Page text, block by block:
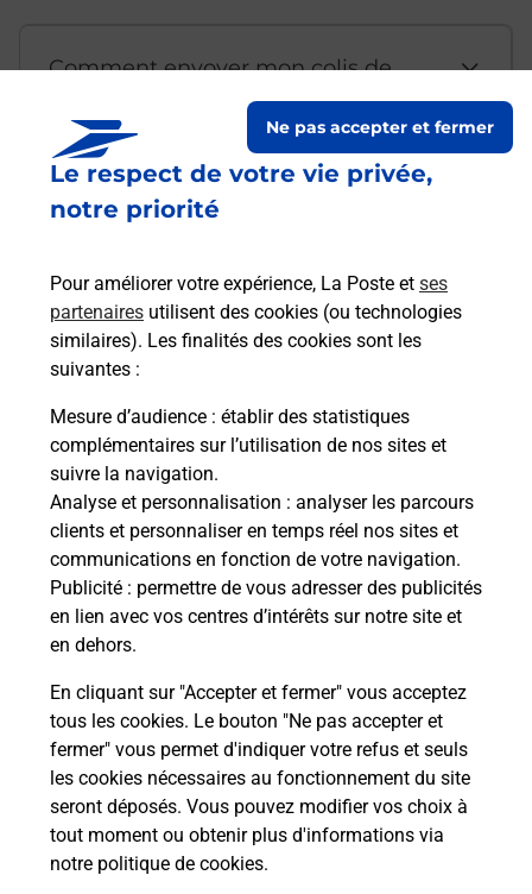
Le respect de votre vie privée,
notre priorité
Pour améliorer votre expérience, La Poste et ses
partenaires utilisent des cookies (ou technologies
similaires). Les finalités des cookies sont les
suivantes :
Mesure d’audience : établir des statistiques
complémentaires sur l’utilisation de nos sites et
suivre la navigation.
Analyse et personnalisation : analyser les parcours
clients et personnaliser en temps réel nos sites et
communications en fonction de votre navigation.
Publicité : permettre de vous adresser des publicités
en lien avec vos centres d’intérêts sur notre site et
en dehors.
En cliquant sur "Accepter et fermer" vous acceptez
tous les cookies. Le bouton "Ne pas accepter et
fermer" vous permet d'indiquer votre refus et seuls
les cookies nécessaires au fonctionnement du site
seront déposés. Vous pouvez modifier vos choix à
tout moment ou obtenir plus d'informations via
notre politique de cookies.
Ne pas accepter et fermer
Comment envoyer mon colis de
Est-il possible d’acheter un
emballage directement depuis un
Comment demander une
modification de livraison ?
Comment La Poste participe-t-elle
à votre sécurité au quotidien ?
Puis-je passer mon code de la route
avec La Poste et sous quelles
conditions ?
Localiser Liste Isère CHONAS LAMBALLAN